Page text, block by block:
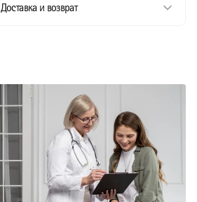
Доставка и возврат